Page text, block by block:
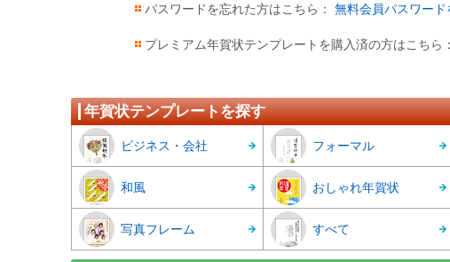
パスワードを忘れた方はこちら： 無料会員パスワード
プレミアム年賀状テンプレートを購入済の方はこちら
年賀状テンプレートを探す
ビジネス・会社 フォーマル
和風 おしゃれ年賀状
写真フレーム すべて